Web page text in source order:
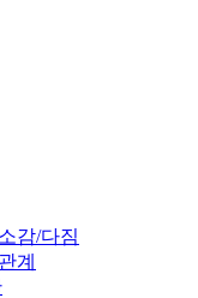
감/다짐
계